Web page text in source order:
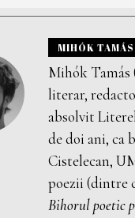
MIHÓK TAMÁS
Mihók Tamás
literar,
absolvit
de doi ani, ca
Cistelecan,
poezii (dintre
Bihorul poetic